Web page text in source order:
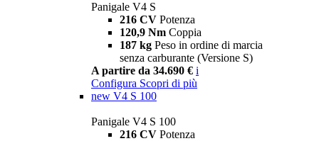
Panigale V4 S
216 CV Potenza
120,9 Nm Coppia
187 kg Peso in ordine di marcia
senza carburante (Versione S)
A partire da 34.690 € i
Configura Scopri di più
new V4 S 100
Panigale V4 S 100
216 CV Potenza